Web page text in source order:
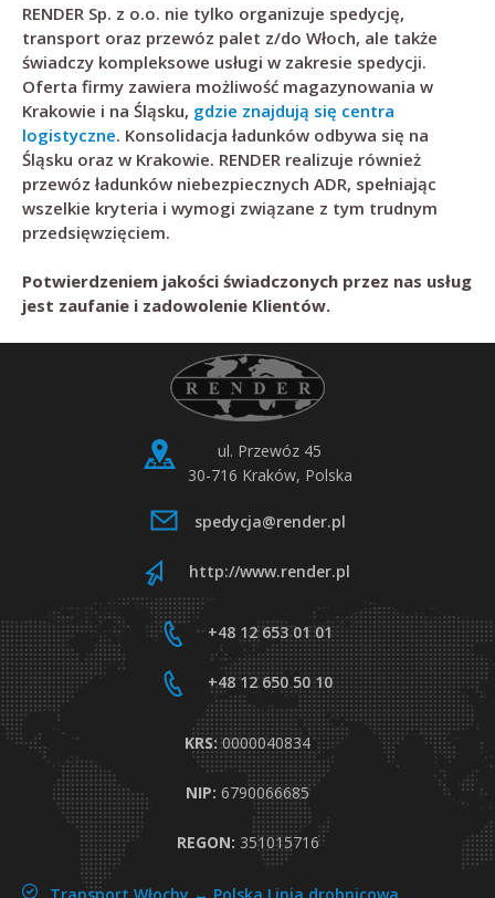
RENDER Sp. z o.o. nie tylko organizuje spedycję,
transport oraz przewóz palet z/do Włoch, ale także
świadczy kompleksowe usługi w zakresie spedycji.
Oferta firmy zawiera możliwość magazynowania w
Krakowie i na Śląsku, gdzie znajdują się centra
logistyczne. Konsolidacja ładunków odbywa się na
Śląsku oraz w Krakowie. RENDER realizuje również
przewóz ładunków niebezpiecznych ADR, spełniając
wszelkie kryteria i wymogi związane z tym trudnym
przedsięwzięciem.
Potwierdzeniem jakości świadczonych przez nas usług
jest zaufanie i zadowolenie Klientów.
ul. Przewóz 45
30-716 Kraków, Polska
spedycja@render.pl
http://www.render.pl
+48 12 653 01 01
+48 12 650 50 10
KRS:0000040834
NIP: 6790066685
REGON: 351015716